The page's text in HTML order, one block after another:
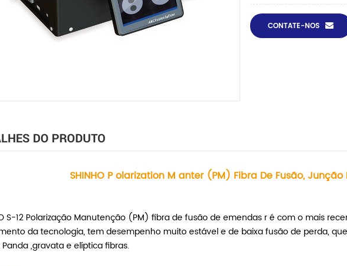
CONTATE-NOS
DO PRODUTO
SHINHO Polarization Manter (PM) Fibra De Fusão, Junção
S-12 Polarização Manutenção (PM) fibra de fusão de emendasr é com o mais
da tecnologia, tem desempenho muito estável e de baixa fusão de perda,
Panda ,gravata e elíptica fibras.